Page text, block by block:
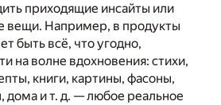
приходящие инсайты или
вещи. Например, в продукты
быть всё, что угодно,
на волне вдохновения: стихи,
книги, картины, фасоны,
дома и т. д. — любое реальное